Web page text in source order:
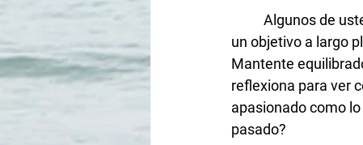
Algunos de
un objetivo a largo
Mantente
reflexiona para ver
apasionado como
pasado?